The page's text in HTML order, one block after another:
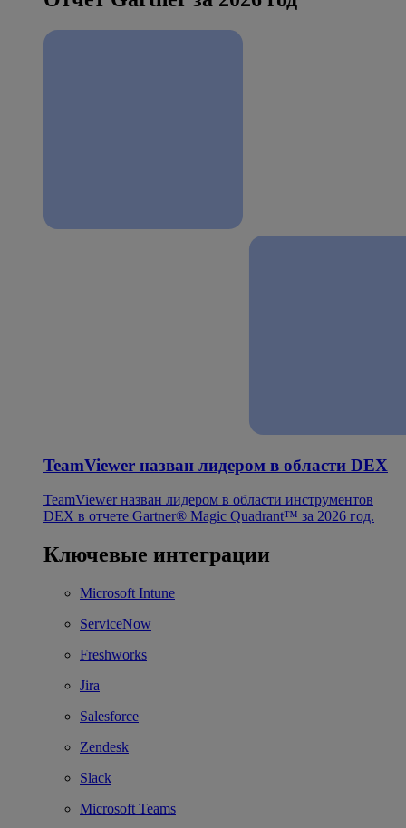
TeamViewer назван лидером в области DEX
TeamViewer назван лидером в области инструментов
DEX в отчете Gartner® Magic Quadrant™ за 2026 год.
Ключевые интеграции
Microsoft Intune
ServiceNow
Freshworks
Jira
Salesforce
Zendesk
Slack
Microsoft Teams